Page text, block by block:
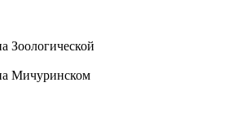
Зоологической
Мичуринском